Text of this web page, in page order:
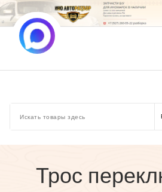
Перейти
к
содержимому
Трос